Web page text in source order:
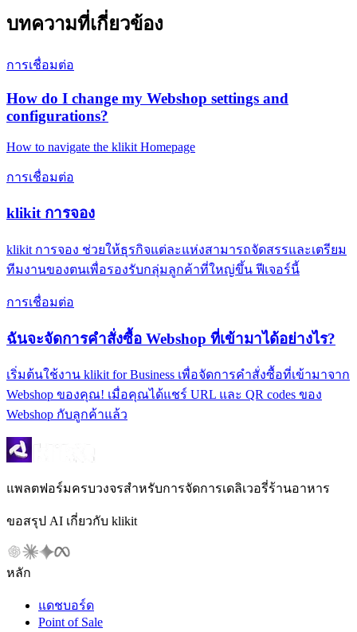
บทความที่เกี่ยวข้อง
การเชื่อมต่อ
How do I change my Webshop settings and
configurations?
How to navigate the klikit Homepage
การเชื่อมต่อ
klikit การจอง
klikit การจอง ช่วยให้ธุรกิจแต่ละแห่งสามารถจัดสรรและเตรียม
ทีมงานของตนเพื่อรองรับกลุ่มลูกค้าที่ใหญ่ขึ้น ฟีเจอร์นี้
การเชื่อมต่อ
ฉันจะจัดการคำสั่งซื้อ Webshop ที่เข้ามาได้อย่างไร?
เริ่มต้นใช้งาน klikit for Business เพื่อจัดการคำสั่งซื้อที่เข้ามาจาก
Webshop ของคุณ! เมื่อคุณได้แชร์ URL และ QR codes ของ
Webshop กับลูกค้าแล้ว
แพลตฟอร์มครบวงจรสำหรับการจัดการเดลิเวอรี่ร้านอาหาร
ขอสรุป AI เกี่ยวกับ klikit
หลัก
แดชบอร์ด
Point of Sale